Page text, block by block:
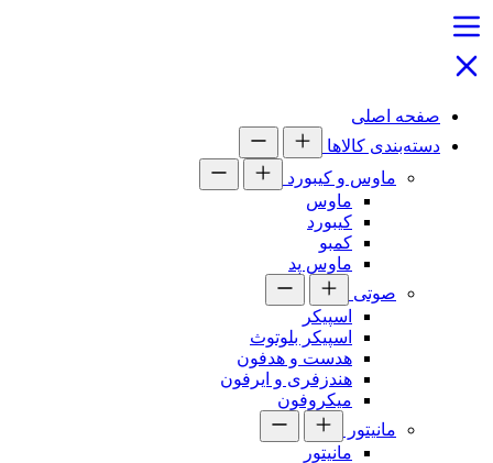
صفحه اصلی
دسته‌بندی کالاها
ماوس و کیبورد
ماوس
کیبورد
کمبو
ماوس پد
صوتی
اسپیکر
اسپیکر بلوتوث
هدست و هدفون
هندزفری و ایرفون
میکروفون
مانیتور
مانیتور